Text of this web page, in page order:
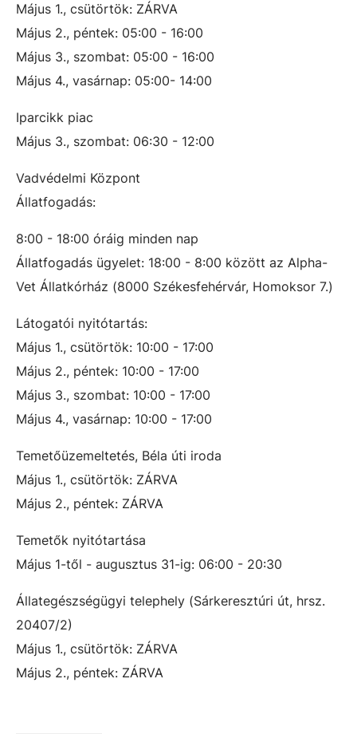
Május 1., csütörtök: ZÁRVA
Május 2., péntek: 05:00 - 16:00
Május 3., szombat: 05:00 - 16:00
Május 4., vasárnap: 05:00- 14:00
Iparcikk piac
Május 3., szombat: 06:30 - 12:00
Vadvédelmi Központ
Állatfogadás:
8:00 - 18:00 óráig minden nap
Állatfogadás ügyelet: 18:00 - 8:00 között az Alpha-
Vet Állatkórház (8000 Székesfehérvár, Homoksor 7.)
Látogatói nyitótartás:
Május 1., csütörtök: 10:00 - 17:00
Május 2., péntek: 10:00 - 17:00
Május 3., szombat: 10:00 - 17:00
Május 4., vasárnap: 10:00 - 17:00
Temetőüzemeltetés, Béla úti iroda
Május 1., csütörtök: ZÁRVA
Május 2., péntek: ZÁRVA
Temetők nyitótartása
Május 1-től - augusztus 31-ig: 06:00 - 20:30
Állategészségügyi telephely (Sárkeresztúri út, hrsz.
20407/2)
Május 1., csütörtök: ZÁRVA
Május 2., péntek: ZÁRVA